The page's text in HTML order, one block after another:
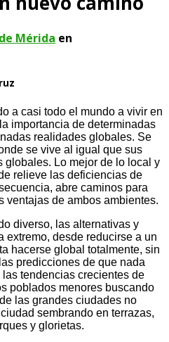
Mérida en
a casi todo el mundo a vivir en
importancia de determinadas
realidades globales. Se
se vive al igual que sus
Lo mejor de lo local y
relieve las deficiencias de
abre caminos para
ventajas de ambos ambientes.
diverso, las alternativas y
extremo, desde reducirse a un
hacerse global totalmente, sin
predicciones de que nada
tendencias crecientes de
poblados menores buscando
las grandes ciudades no
sembrando en terrazas,
y glorietas.